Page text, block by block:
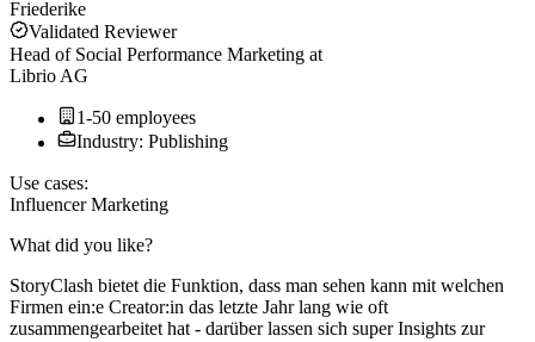
Friederike
Validated Reviewer
Head of Social Performance Marketing at
Librio AG
1-50 employees
Industry: Publishing
Use cases:
Influencer Marketing
What did you like?
StoryClash bietet die Funktion, dass man sehen kann mit welchen
Firmen ein:e Creator:in das letzte Jahr lang wie oft
zusammengearbeitet hat - darüber lassen sich super Insights zur